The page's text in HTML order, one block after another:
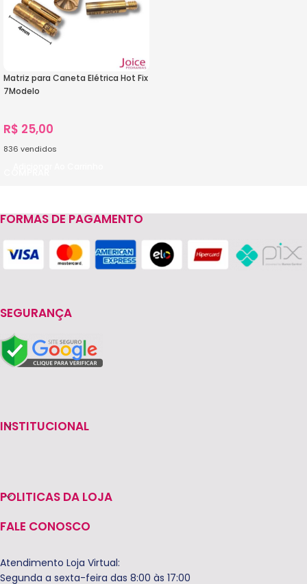
Matriz para Caneta Elétrica Hot Fix
7Modelo
R$ 25,00
836 vendidos
FORMAS DE PAGAMENTO
SEGURANÇA
INSTITUCIONAL
POLITICAS DA LOJA
FALE CONOSCO
Atendimento Loja Virtual:
Segunda a sexta-feira das 8:00 às 17:00